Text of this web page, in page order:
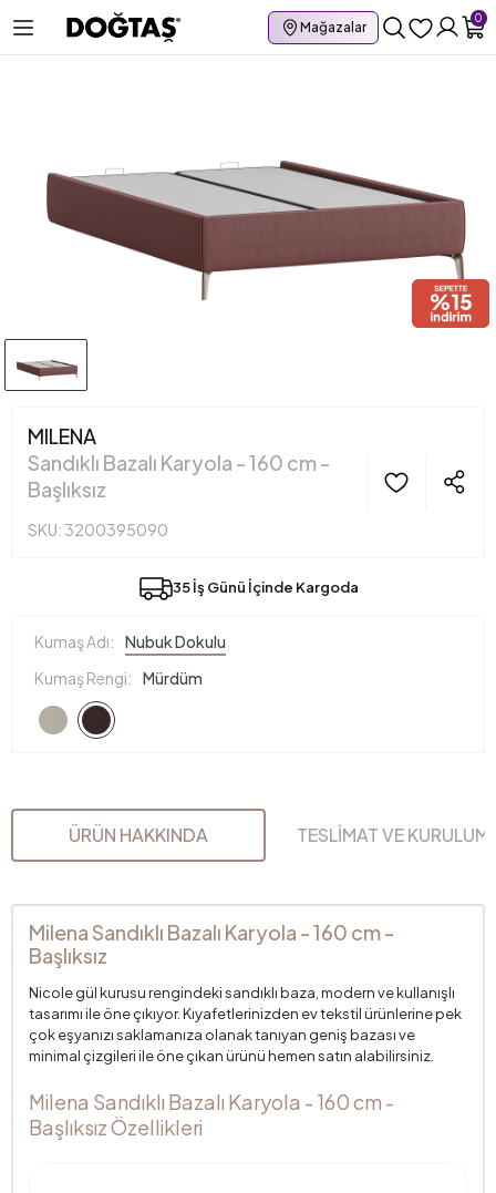
Mağazalar
0
MILENA
Sandıklı Bazalı Karyola - 160 cm -
Başlıksız
SKU: 3200395090
35 İş Günü İçinde Kargoda
Kumaş Adı:
Nubuk Dokulu
Kumaş Rengi:
Mürdüm
ÜRÜN HAKKINDA TESLİMAT VE KURULUM
Milena Sandıklı Bazalı Karyola - 160 cm -
Başlıksız
Nicole gül kurusu rengindeki sandıklı baza, modern ve kullanışlı
tasarımı ile öne çıkıyor. Kıyafetlerinizden ev tekstil ürünlerine pek
çok eşyanızı saklamanıza olanak tanıyan geniş bazası ve
minimal çizgileri ile öne çıkan ürünü hemen satın alabilirsiniz.
Milena Sandıklı Bazalı Karyola - 160 cm -
Başlıksız Özellikleri